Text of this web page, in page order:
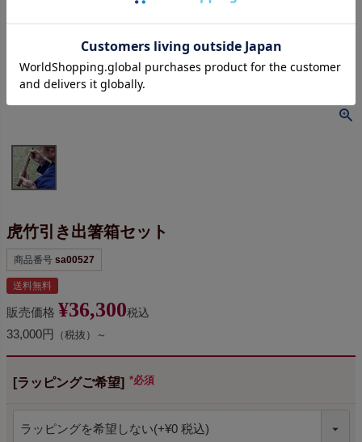
虎竹引き出箸箱セット
商品番号 sa00527
送料無料
販売価格 ¥36,300税込
33,000円 （税抜）～
[ラッピングご希望]